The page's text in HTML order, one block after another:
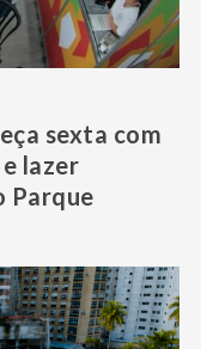
sexta com
lazer
Parque